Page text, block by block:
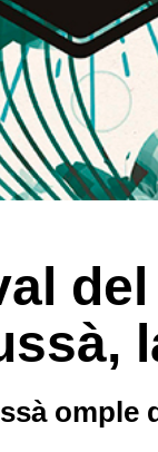
omple